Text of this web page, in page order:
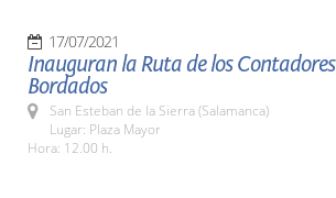
17/07/2021
Inauguran la Ruta de los Contadores
Bordados
San Esteban de la Sierra (Salamanca)
Lugar: Plaza Mayor
Hora: 12.00 h.